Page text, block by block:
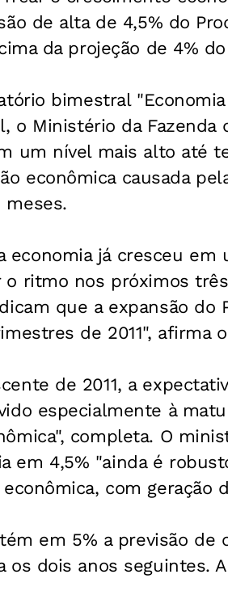
de alta de 4,5% do
da projeção de 4%
bimestral
o Ministério da Fazenda
um nível mais alto até
econômica causada
economia já cresceu
ritmo nos próximos
que a expansão do
de 2011", afirma
de 2011, a
especialmente à
completa. O
em 4,5% "ainda é
com geração
em 5% a previsão de
os dois anos seguintes.